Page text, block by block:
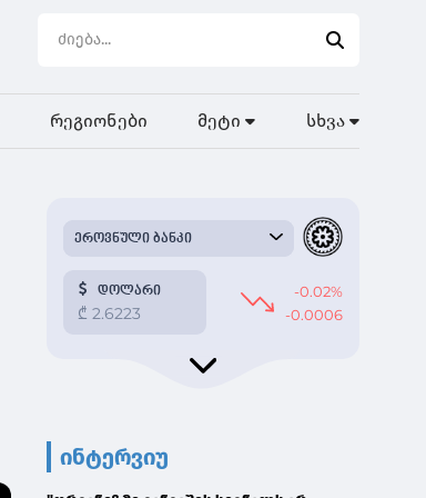
რეგიონები მეტი სხვა
ინტერვიუ